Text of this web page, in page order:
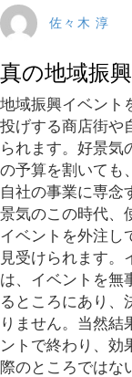
佐々木 淳
真の地域振
地域振興イベント
投げする商店街や
られます。好景気
の予算を割いても
自社の事業に専念
景気のこの時代、
イベントを外注し
見受けられます。
は、イベントを無
るところにあり、
りません。当然結
ントで終わり、効
際のところではな